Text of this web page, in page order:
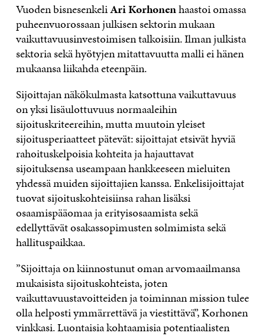
Vuoden bisnesenkeliAri Korhonenhaastoi omassa
puheenvuorossaan julkisen sektorin mukaan
vaikuttavuusinvestoimisen talkoisiin. Ilman julkista
sektoria sekä hyötyjen mitattavuutta malli ei hänen
mukaansa liikahda eteenpäin.
Sijoittajan näkökulmasta katsottuna vaikuttavuus
on yksi lisäulottuvuus normaaleihin
sijoituskriteereihin, mutta muutoin yleiset
sijoitusperiaatteet pätevät: sijoittajat etsivät hyviä
rahoituskelpoisia kohteita ja hajauttavat
sijoituksensa useampaan hankkeeseen mieluiten
yhdessä muiden sijoittajien kanssa. Enkelisijoittajat
tuovat sijoituskohteisiinsa rahan lisäksi
osaamispääomaa ja erityisosaamista sekä
edellyttävät osakassopimusten solmimista sekä
hallituspaikkaa.
”Sijoittaja on kiinnostunut oman arvomaailmansa
mukaisista sijoituskohteista, joten
vaikuttavuustavoitteiden ja toiminnan mission tulee
olla helposti ymmärrettävä ja viestittävä”, Korhonen
vinkkasi. Luontaisia kohtaamisia potentiaalisten